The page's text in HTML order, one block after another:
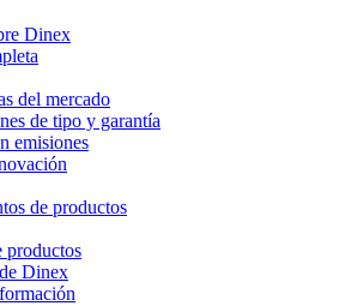
Dinex
del mercado
de tipo y garantía
emisiones
de productos
productos
Dinex